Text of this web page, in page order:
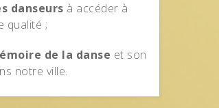
danseurs à accéder à
qualité ;
de la danse et son
notre ville.